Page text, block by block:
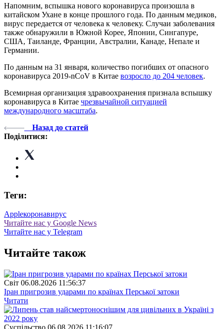
Напомним, вспышка нового коронавируса произошла в
китайском Ухане в конце прошлого года. По данным медиков,
вирус передается от человека к человеку. Случаи заболевания
также обнаружили в Южной Корее, Японии, Сингапуре,
США, Таиланде, Франции, Австралии, Канаде, Непале и
Германии.
По данным на 31 января, количество погибших от опасного
коронавируса 2019-nCoV в Китае возросло до 204 человек.
Всемирная организация здравоохранения признала вспышку
коронавируса в Китае чрезвычайной ситуацией
международного масштаба.
Назад до статей
Поділитися:
Теги:
Appleкоронавирус
Читайте нас у Google News
Читайте нас у Telegram
Читайте також
Свiт 06.08.2026 11:56:37
Іран пригрозив ударами по країнах Перської затоки
Читати
Суспiльство 06.08.2026 11:16:07